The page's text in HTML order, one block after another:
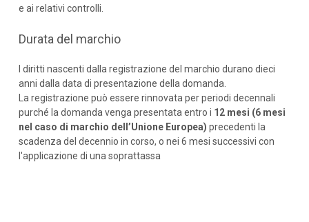
e ai relativi controlli.
Durata del marchio
I diritti nascenti dalla registrazione del marchio durano dieci
anni dalla data di presentazione della domanda.
La registrazione può essere rinnovata per periodi decennali
purché la domanda venga presentata entro i 12 mesi (6 mesi
nel caso di marchio dell’Unione Europea) precedenti la
scadenza del decennio in corso, o nei 6 mesi successivi con
l'applicazione di una soprattassa